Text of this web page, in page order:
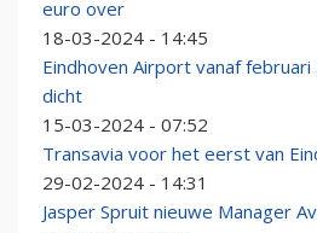
euro over
18-03-2024 - 14:45
Eindhoven Airport vanaf
dicht
15-03-2024 - 07:52
Transavia voor het eerst van
29-02-2024 - 14:31
Jasper Spruit nieuwe Manager